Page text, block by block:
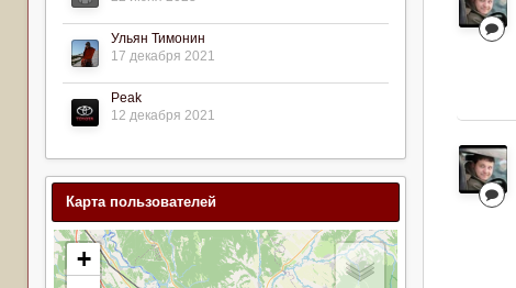
Ульян Тимонин
17 декабря 2021
Peak
12 декабря 2021
Карта пользователей